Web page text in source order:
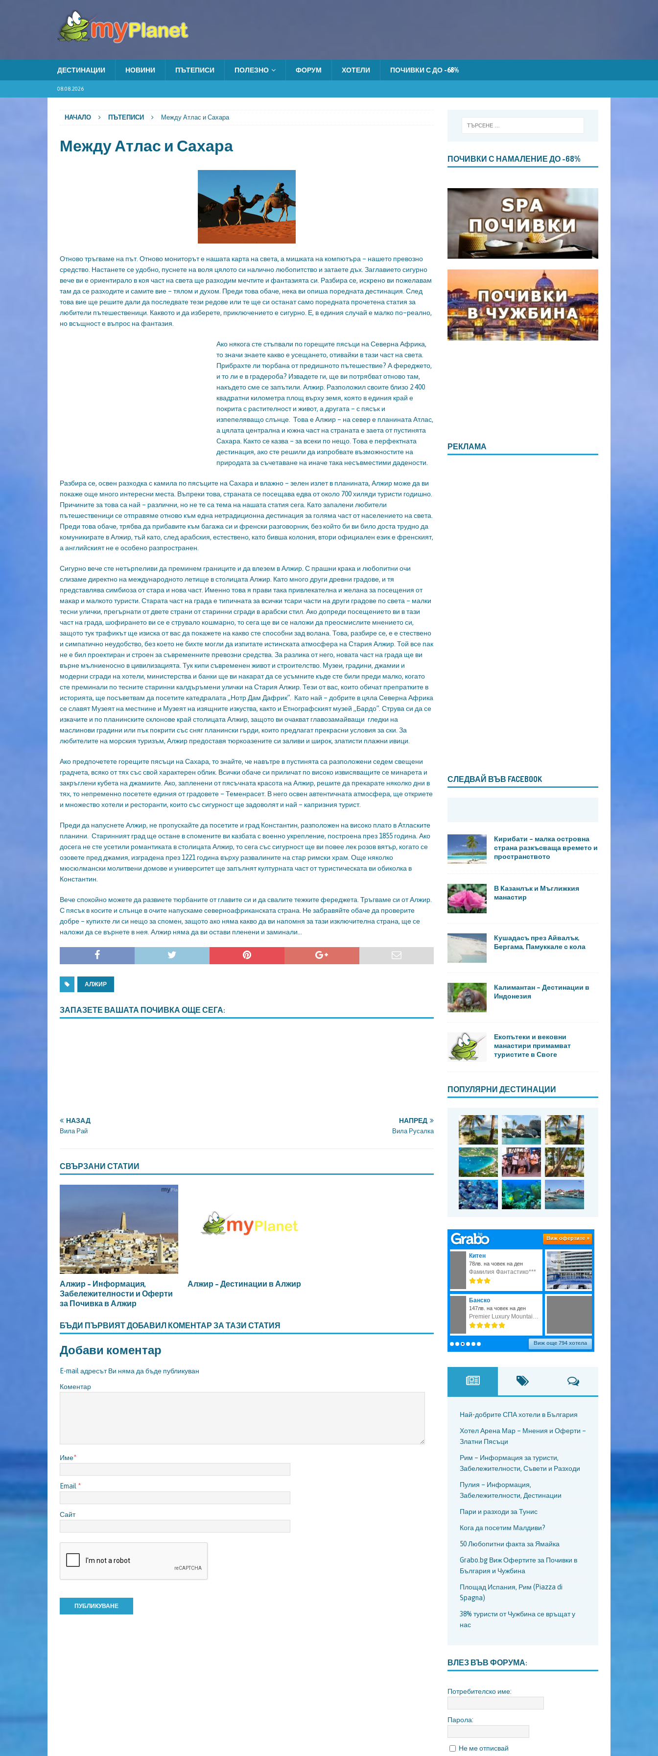
ДЕСТИНАЦИИ НОВИНИ ПЪТЕПИСИ ПОЛЕЗНО ФОРУМ ХОТЕЛИ ПОЧИВКИ С ДО -68%
08.08.2026
НАЧАЛО ПЪТЕПИСИ Между Атлас и Сахара
Между Атлас и Сахара
Отново тръгваме на път. Отново мониторът е нашата карта на света, а мишката на компютъра – нашето превозно
средство. Настанете се удобно, пуснете на воля цялото си налично любопитство и затаете дъх. Заглавието сигурно
вече ви е ориентирало в коя част на света ще разходим мечтите и фантазията си. Разбира се, искрено ви пожелавам
там да се разходите и самите вие – тялом и духом. Преди това обаче, нека ви опиша поредната дестинация. След
това вие ще решите дали да последвате тези редове или те ще си останат само поредната прочетена статия за
любители пътешественици. Каквото и да изберете, приключението е сигурно. Е, в единия случай е малко по–реално,
но всъщност е въпрос на фантазия.
Ако някога сте стъпвали по горещите пясъци на Северна Африка,
то значи знаете какво е усещането, отивайки в тази част на света.
Прибрахте ли тюрбана от предишното пътешествие? А фереджето,
и то ли е в градероба? Извадете ги, ще ви потрябват отново там,
накъдето сме се запътили. Алжир. Разположил своите близо 2 400
квадратни километра площ върху земя, която в единия край е
покрита с растителност и живот, а другата – с пясък и
изпепеляващо слънце. Това е Алжир – на север е планината Атлас,
а цялата централна и южна част на страната е заета от пустинята
Сахара. Както се казва – за всеки по нещо. Това е перфектната
дестинация, ако сте решили да изпробвате възможностите на
природата за съчетаване на иначе така несъвместими дадености.
Разбира се, освен разходка с камила по пясъците на Сахара и влажно – зелен излет в планината, Алжир може да ви
покаже още много интересни места. Въпреки това, страната се посещава едва от около 700 хиляди туристи годишно.
Причините за това са най – различни, но не те са тема на нашата статия сега. Като запалени любители
пътешественици се отправяме отново към една нетрадиционна дестинация за голяма част от населението на света.
Преди това обаче, трябва да прибавите към багажа си и френски разговорник, без който би ви било доста трудно да
комуникирате в Алжир, тъй като, след арабския, естествено, като бивша колония, втори официален език е френският,
а английският не е особено разпространен.
Сигурно вече сте нетърпеливи да преминем границите и да влезем в Алжир. С прашни крака и любопитни очи
слизаме директно на международното летище в столицата Алжир. Като много други древни градове, и тя
представлява симбиоза от стара и нова част. Именно това я прави така привлекателна и желана за посещения от
макар и малкото туристи. Старата част на града е типичната за всички тсари части на други градове по света – малки
тесни улички, прегърнати от двете страни от старинни сгради в арабски стил. Ако допреди посещението ви в тази
част на града, шофирането ви се е струвало кошмарно, то сега ще ви се наложи да преосмислите мнението си,
защото тук трафикът ще изиска от вас да покажете на какво сте способни зад волана. Това, разбире се, е е стествено
и симпатично неудобство, без което не бихте могли да изпитате истинската атмосфера на Стария Алжир. Той все пак
не е бил проектиран и строен за съвременните превозни средства. За разлика от него, новата част на града ще ви
върне мълниеносно в цивилизацията. Тук кипи съвременен живот и строителство. Музеи, градини, джамии и
модерни сгради на хотели, министерства и банки ще ви накарат да се усъмните къде сте били преди малко, когато
сте преминали по тесните старинни калдъръмени улички на Стария Алжир. Тези от вас, които обичат препратките в
историята, ще посъветвам да посетите катедралата „Нотр Дам Дафрик”. Като най – добрите в цяла Северна Африка
се славят Музеят на местнине и Музеят на изящните изкуства, както и Етнографският музей „Бардо”. Струва си да се
изкачите и по планинските склонове край столицата Алжир, защото ви очакват главозамайващи гледки на
маслинови градини или пък покрити със сняг планински гърди, които предлагат прекрасни условия за ски. За
любителите на морския туризъм, Алжир предоставя тюркоазените си заливи и широк, златисти плажни ивици.
Ако предпочетете горещите пясъци на Сахара, то знайте, че навътре в пустинята са разположени седем свещени
градчета, всяко от тях със свой характерен облик. Всички обаче си приличат по високо извисяващите се минарета и
закръглени кубета на джамиите. Ако, запленени от пясъчната красота на Алжир, решите да прекарате няколко дни в
тях, то непременно посетете единия от градовете – Теменрасет. В него освен автентичната атмосфера, ще откриете
и множество хотели и ресторанти, които със сигурност ще задоволят и най – капризния турист.
Преди да напуснете Алжир, не пропускайте да посетите и град Константин, разположен на високо плато в Атласките
планини. Старинният град ще остане в спомените ви казбата с военно укрепление, построена през 1855 година. Ако
досега не сте усетили романтиката в столицата Алжир, то сега със сигурност ще ви повее лек розов вятър, когато се
озовете пред джамия, изградена през 1221 година върху развалините на стар римски храм. Още няколко
мюсюлмански молитвени домове и университет ще запълнят културната част от туристическата ви обиколка в
Константин.
Вече спокойно можете да развиете тюрбаните от главите си и да свалите тежките фереджета. Тръгваме си от Алжир.
С пясък в косите и слънце в очите напускаме северноафриканската страна. Не забравяйте обаче да проверите
добре – купихте ли си нещо за спомен, защото ако няма какво да ви напомня за тази изключителна страна, ще се
наложи да се върнете в нея. Алжир няма да ви остави пленени и заминали…
АЛЖИР
ЗАПАЗЕТЕ ВАШАТА ПОЧИВКА ОЩЕ СЕГА:
НАЗАД
Вила Рай
НАПРЕД
Вила Русалка
СВЪРЗАНИ СТАТИИ
Алжир – Информация,
Забележителности и Оферти
за Почивка в Алжир
Алжир – Дестинации в Алжир
БЪДИ ПЪРВИЯТ ДОБАВИЛ КОМЕНТАР ЗА ТАЗИ СТАТИЯ
Добави коментар
E-mail адресът Ви няма да бъде публикуван
Коментар
Име*
Email *
Сайт
ПОЧИВКИ С НАМАЛЕНИЕ ДО -68%
РЕКЛАМА
СЛЕДВАЙ ВЪВ FACEBOOK
Кирибати – малка островна
страна разкъсваща времето и
пространството
В Казанлък и Мъглижкия
манастир
Кушадасъ през Айвалък,
Бергама, Памуккале с кола
Калимантан – Дестинации в
Индонезия
Екопътеки и вековни
манастири примамват
туристите в Своге
ПОПУЛЯРНИ ДЕСТИНАЦИИ
Най-добрите СПА хотели в България
Хотел Арена Мар – Мнения и Оферти –
Златни Пясъци
Рим – Информация за туристи,
Забележителности, Съвети и Разходи
Пулия – Информация,
Забележителности, Дестинации
Пари и разходи за Тунис
Кога да посетим Малдиви?
50 Любопитни факта за Ямайка
Grabo.bg Виж Офертите за Почивки в
България и Чужбина
Площад Испания, Рим (Piazza di
Spagna)
38% туристи от Чужбина се връщат у
нас
ВЛЕЗ ВЪВ ФОРУМА:
Потребителско име:
Парола:
Не ме отписвай